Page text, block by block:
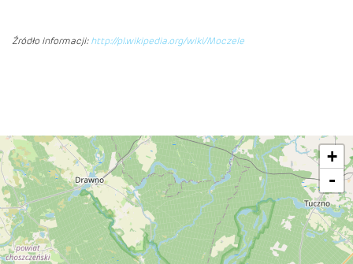
Źródło informacji: http://pl.wikipedia.org/wiki/Moczele
+
-